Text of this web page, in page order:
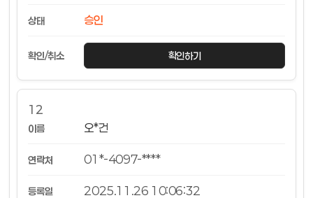
승인
확인하기
12
오*건
01*-4097-****
2025.11.26 10:06:32